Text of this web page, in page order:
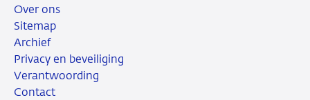
Over ons
Sitemap
Archief
Privacy en beveiliging
Verantwoording
Contact